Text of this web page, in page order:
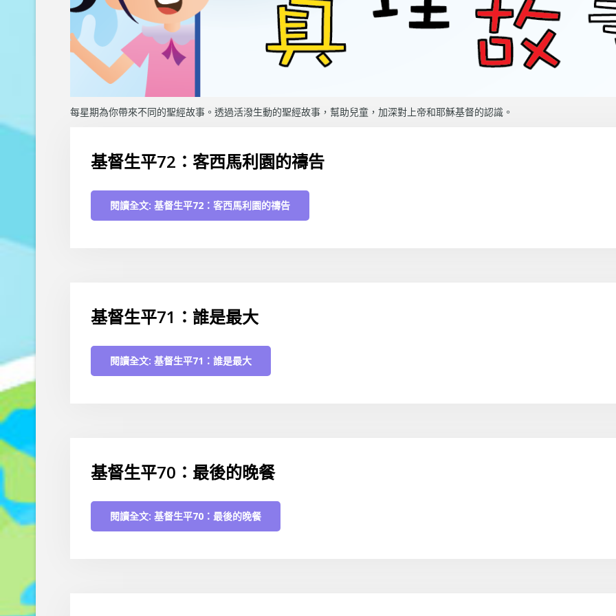
每星期為你帶來不同的聖經故事。透過活潑生動的聖經故事，幫助兒童，加深對上帝和耶穌基督的認識。
基督生平72：客西馬利園的禱告
閱讀全文: 基督生平72：客西馬利園的禱告
基督生平71：誰是最大
閱讀全文: 基督生平71：誰是最大
基督生平70：最後的晚餐
閱讀全文: 基督生平70：最後的晚餐